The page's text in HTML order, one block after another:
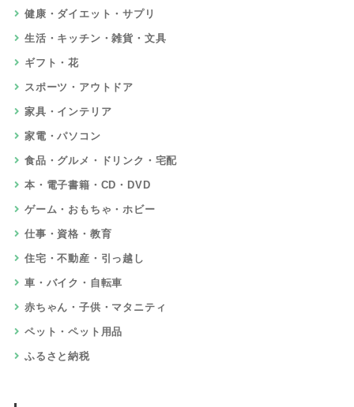
健康・ダイエット・サプリ
生活・キッチン・雑貨・文具
ギフト・花
スポーツ・アウトドア
家具・インテリア
家電・パソコン
食品・グルメ・ドリンク・宅配
本・電子書籍・CD・DVD
ゲーム・おもちゃ・ホビー
仕事・資格・教育
住宅・不動産・引っ越し
車・バイク・自転車
赤ちゃん・子供・マタニティ
ペット・ペット用品
ふるさと納税